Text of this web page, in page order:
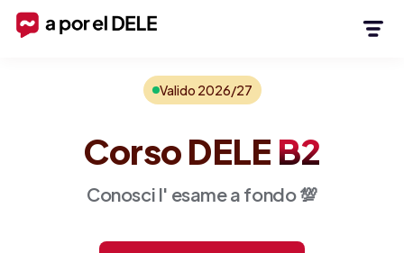
Valido 2026/27
Corso DELE B2
Conosci l' esame a fondo💯